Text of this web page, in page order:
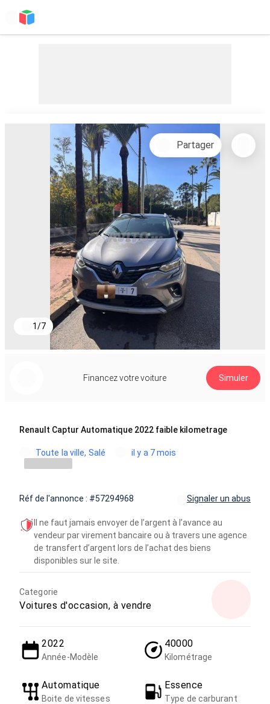
1/7
Partager
Financez votre voiture Simuler
Renault Captur Automatique 2022 faible kilometrage
Toute la ville, Salé il y a 7 mois
Réf de l'annonce : #57294968 Signaler un abus
Il ne faut jamais envoyer de l’argent à l’avance au
vendeur par virement bancaire ou à travers une agence
de transfert d’argent lors de l’achat des biens
disponibles sur le site.
Categorie
Voitures d'occasion, à vendre
2022
Année-Modèle
40000
Kilométrage
Automatique
Boite de vitesses
Essence
Type de carburant